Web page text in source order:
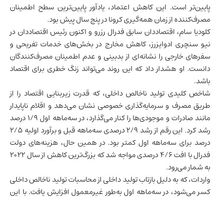
پایین‌تر است. این کاهش اعتماد، یادآور پایین‌ترین سطح اطمینان
مصرف‌کننده از زمان همه‌گیری کرونا در پنج سال پیش بود.
کلودیا سام، اقتصاددان سابق فدرال رزرو و اکنون رئیس اقتصاددان در
نیو سنچری ادوایزرز، کاهش مخارج در بخش‌های خدمات تفریحی و
سفرهای خارجی را نشانه‌ای از بدبینی و عدم اطمینان مصرف‌کنندگان
دانست. او هشدار داد که این روند می‌تواند زنگ خطری برای اقتصاد
باشد.
شاخص کلیدی تولید ناخالص داخلی، که قدرت زیربنایی اقتصاد را از
طریق مصرف و سرمایه‌گذاری خصوصی نشان می‌دهد و اقلام ناپایدار
مانند صادرات و موجودی‌ها را کنار می‌گذارد، در سه‌ماهه اول ۱/۹ درصد
رشد کرد. این رقم از رشد ۲/۹ درصدی سه‌ماهه قبل و برآورد اولیه ۲/۵
درصد برای سه‌ماهه اول کمتر بود. در همین حال، هزینه‌های دولت
فدرال با افت ۴/۶ درصدی مواجه شد که بزرگ‌ترین کاهش از سال ۲۰۲۲
به شمار می‌رود.
واردات، که به دلیل بازتاب تولید داخلی از محاسبات تولید ناخالص داخلی
کسر می‌شود، در سه‌ماهه اول به‌طور غیرمعمول افزایش یافت. با این